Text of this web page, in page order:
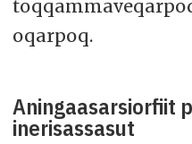
oqarpoq.
Aningaasarsiorfiit
inerisassasut